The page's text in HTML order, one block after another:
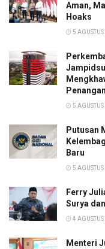
Aman,
Hoaks
5
5
Putusan
Baru
5
Ferry
Surya
4
Menteri